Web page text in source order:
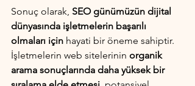
Sonuç olarak, SEO günümüzün dijital
dünyasında işletmelerin başarılı
olmaları için hayati bir öneme sahiptir.
İşletmelerin web sitelerinin organik
arama sonuçlarında daha yüksek bir